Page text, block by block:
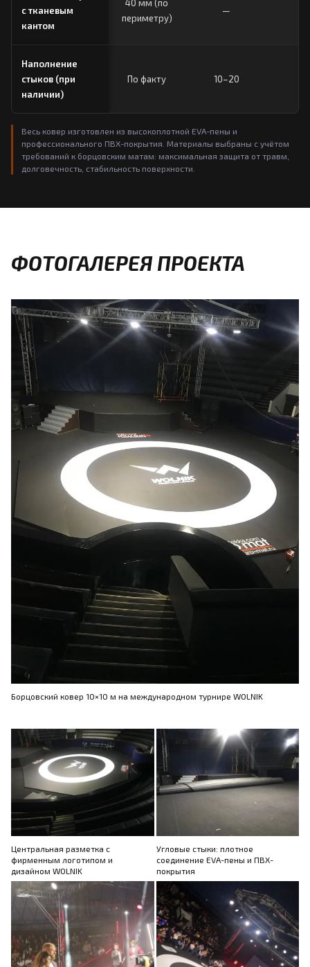
с тканевым
кантом
40 мм (по
периметру)
—
Наполнение
стыков (при
наличии)
По факту 10–20
Весь ковер изготовлен из высокоплотной EVA-пены и
профессионального ПВХ-покрытия. Материалы выбраны с учётом
требований к борцовским матам: максимальная защита от травм,
долговечность, стабильность поверхности.
ФОТОГАЛЕРЕЯ ПРОЕКТА
Борцовский ковер 10×10 м на международном турнире WOLNIK
Центральная разметка с
фирменным логотипом и
дизайном WOLNIK
Угловые стыки: плотное
соединение EVA-пены и ПВХ-
покрытия